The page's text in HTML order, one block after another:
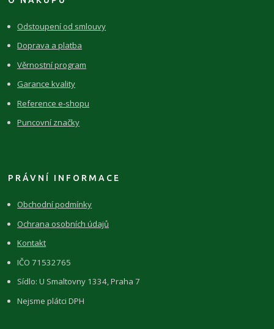
Odstoupení od smlouvy
Doprava a platba
Věrnostní program
Garance kvality
Reference e-shopu
Puncovní značky
PRÁVNÍ INFORMACE
Obchodní podmínky
Ochrana osobních údajů
Kontakt
IČO 71532765
Sídlo: U Smaltovny 1334, Praha 7
Nejsme plátci DPH